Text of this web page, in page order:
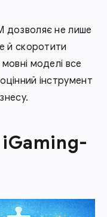
дозволяє не лише
й скоротити
моделі все
інструмент
iGaming-